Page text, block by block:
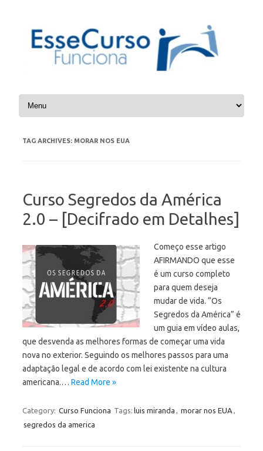
Skip to content
TAG ARCHIVES: MORAR NOS EUA
Curso Segredos da América
2.0 – [Decifrado em Detalhes]
Começo esse artigo
AFIRMANDO que esse
é um curso completo
para quem deseja
mudar de vida. “Os
Segredos da América” é
um guia em vídeo aulas,
que desvenda as melhores formas de começar uma vida
nova no exterior. Seguindo os melhores passos para uma
adaptação legal e de acordo com lei existente na cultura
americana.… Read More »
Category: Curso Funciona Tags: luis miranda , morar nos EUA ,
segredos da america